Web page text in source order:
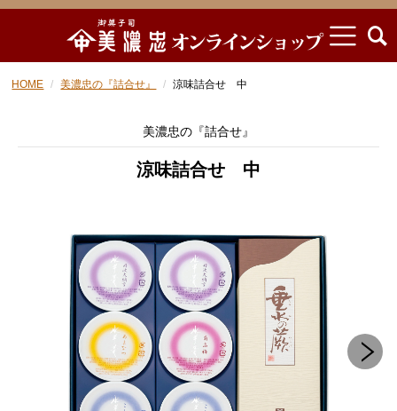
HOME 美濃忠の『詰合せ』 涼味詰合せ 中
美濃忠の『詰合せ』
涼味詰合せ 中